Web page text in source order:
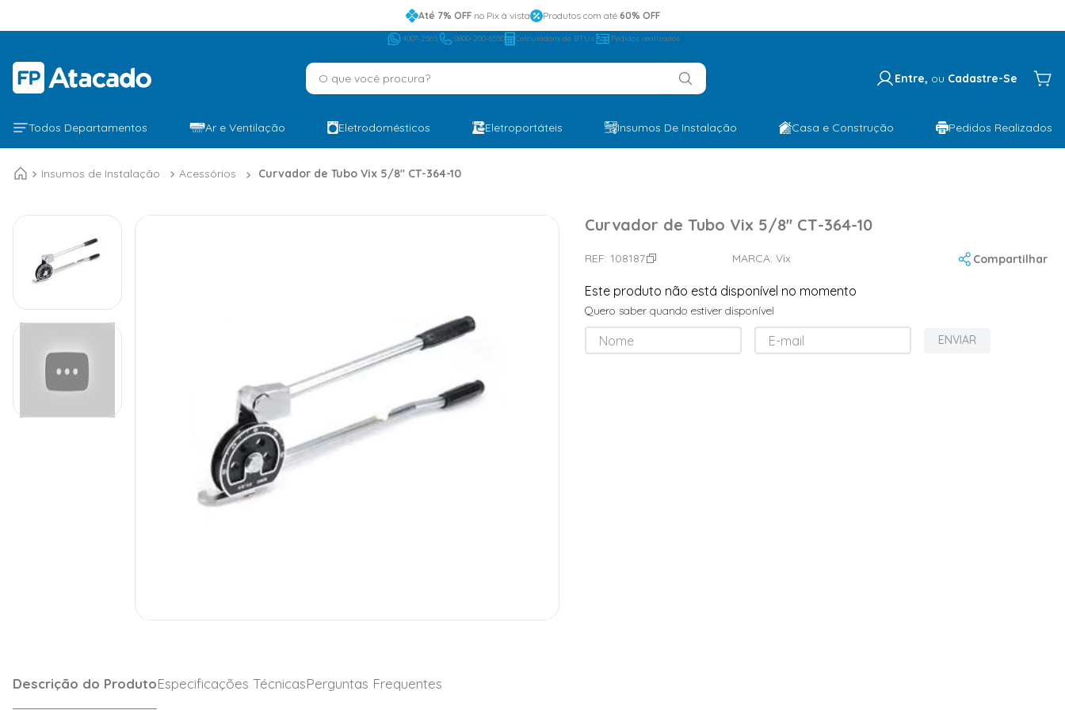
Até 7% OFFno Pix à vista Produtos com até 60% OFF
4007-2565 0800-200-6550 Calculadora de BTUs Pedidos realizados
O que você procura?
Entre, ou Cadastre-Se
Todos Departamentos Ar e Ventilação Eletrodomésticos Eletroportáteis Insumos De Instalação Casa e Construção Pedidos Realizados
Insumos de Instalação Acessórios Curvador de Tubo Vix 5/8'' CT-364-10
Curvador de Tubo Vix 5/8'' CT-364-10
REF: 108187 MARCA: Vix Compartilhar
Este produto não está disponível no momento
Quero saber quando estiver disponível
ENVIAR
Descrição do ProdutoEspecificações TécnicasPerguntas Frequentes